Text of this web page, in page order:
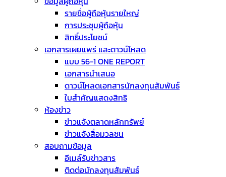
รายชื่อผู้ถือหุ้นรายใหญ่
การประชุมผู้ถือหุ้น
สิทธิ์ประโยชน์
เอกสารเผยแพร่ และดาวน์โหลด
แบบ 56-1 ONE REPORT
เอกสารนำเสนอ
ดาวน์โหลดเอกสารนักลงทุนสัมพันธ์
ใบสำคัญแสดงสิทธิ
ห้องข่าว
ข่าวแจ้งตลาดหลักทรัพย์
ข่าวแจ้งสื่อมวลชน
สอบถามข้อมูล
อีเมล์รับข่าวสาร
ติดต่อนักลงทุนสัมพันธ์